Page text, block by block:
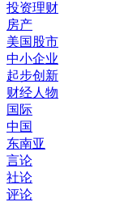
投资理财
房产
美国股市
中小企业
起步创新
财经人物
国际
中国
东南亚
言论
社论
评论